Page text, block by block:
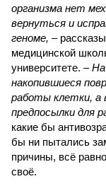
организма нет
вернуться и
геноме, –
медицинской
университете. –
накопившиеся
работы клетки, а
предпосылки для
какие бы
бы ни пытались
причины, всё
своё.